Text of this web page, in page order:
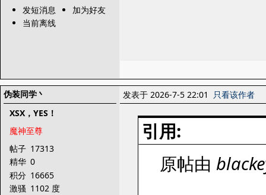
发短消息
加为好友
当前离线
伪装同学丶
XSX，YES！
魔神至尊
帖子 17313
精华 0
积分 16665
激骚 1102 度
发表于 2026-7-5 22:01 只看该作者
引用:
原帖由